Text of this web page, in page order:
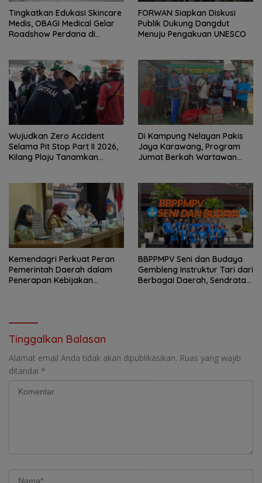
Tingkatkan Edukasi Skincare
Medis, OBAGI Medical Gelar
Roadshow Perdana di
FORWAN Siapkan Diskusi
Publik Dukung Dangdut
Menuju Pengakuan UNESCO
Wujudkan Zero Accident
Selama Pit Stop Part II 2026,
Kilang Plaju Tanamkan
Di Kampung Nelayan Pakis
Jaya Karawang, Program
Jumat Berkah Wartawan
Kemendagri Perkuat Peran
Pemerintah Daerah dalam
Penerapan Kebijakan
BBPPMPV Seni dan Budaya
Gembleng Instruktur Tari dari
Berbagai Daerah, Sendratari
Tinggalkan Balasan
Alamat email Anda tidak akan dipublikasikan. Ruas yang wajib
ditandai *